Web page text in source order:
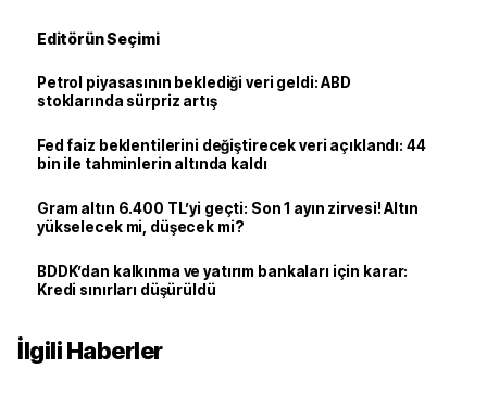
Editörün Seçimi
Petrol piyasasının beklediği veri geldi: ABD
stoklarında sürpriz artış
Fed faiz beklentilerini değiştirecek veri açıklandı: 44
bin ile tahminlerin altında kaldı
Gram altın 6.400 TL’yi geçti: Son 1 ayın zirvesi! Altın
yükselecek mi, düşecek mi?
BDDK’dan kalkınma ve yatırım bankaları için karar:
Kredi sınırları düşürüldü
İlgili Haberler